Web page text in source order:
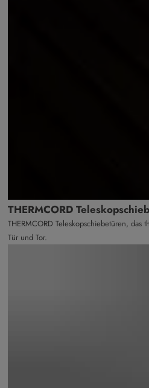
THERMCORD
THERMCORD Teleskopschiebetüren, das
Tür und Tor.